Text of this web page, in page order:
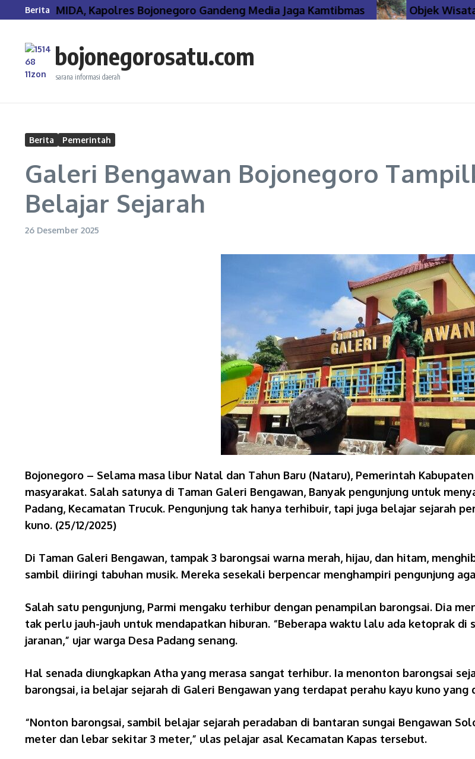
Lewati ke konten
Berita
PIRAMIDA, Kapolres Bojonegoro Gandeng Media Jaga Kamtibmas Objek Wisata
bojonegorosatu.com
sarana informasi daerah
Berita Pemerintah
Galeri Bengawan Bojonegoro
Belajar Sejarah
26 Desember 2025
Bojonegoro – Selama masa libur Natal dan Tahun Baru (Nataru), Pemerintah
masyarakat. Salah satunya di Taman Galeri Bengawan, Banyak pengunjung untuk
Padang, Kecamatan Trucuk. Pengunjung tak hanya terhibuir, tapi juga belajar sejarah
kuno. (25/12/2025)
Di Taman Galeri Bengawan, tampak 3 barongsai warna merah, hijau, dan hitam,
sambil diiringi tabuhan musik. Mereka sesekali berpencar menghampiri pengunjung
Salah satu pengunjung, Parmi mengaku terhibur dengan penampilan barongsai. Dia
tak perlu jauh-jauh untuk mendapatkan hiburan. “Beberapa waktu lalu ada ketoprak di
jaranan,” ujar warga Desa Padang senang.
Hal senada diungkapkan Atha yang merasa sangat terhibur. Ia menonton barongsai
barongsai, ia belajar sejarah di Galeri Bengawan yang terdapat perahu kayu kuno yang
“Nonton barongsai, sambil belajar sejarah peradaban di bantaran sungai Bengawan
meter dan lebar sekitar 3 meter,” ulas pelajar asal Kecamatan Kapas tersebut.